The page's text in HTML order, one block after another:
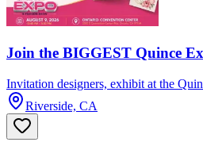
Join the BIGGEST Quince
Invitation designers, exhibit at the
Riverside, CA